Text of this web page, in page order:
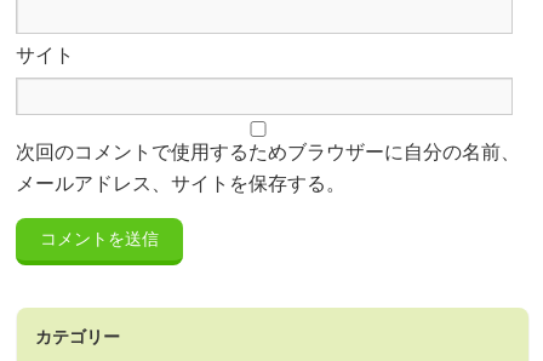
サイト
次回のコメントで使用するためブラウザーに自分の名前、
メールアドレス、サイトを保存する。
カテゴリー